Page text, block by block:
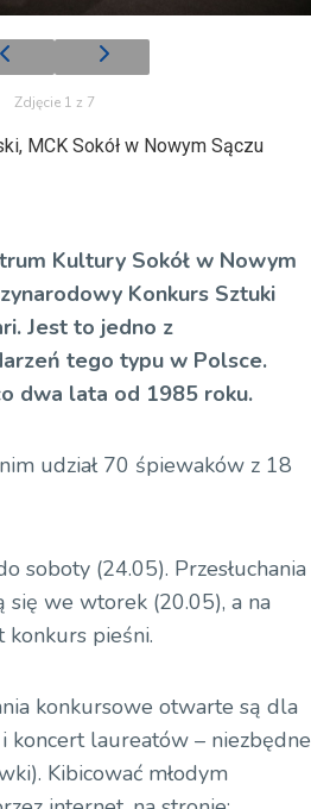
Zdjęcie 1 z 7
MCK Sokół w Nowym Sączu
Kultury Sokół w Nowym
Konkurs Sztuki
Jest to jedno z
tego typu w Polsce.
dwa lata od 1985 roku.
udział 70 śpiewaków z 18
soboty (24.05). Przesłuchania
się we wtorek (20.05), a na
pieśni.
konkursowe otwarte są dla
koncert laureatów – niezbędne
Kibicować młodym